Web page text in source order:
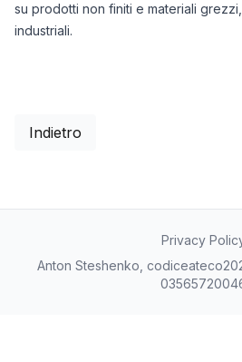
su prodotti non finiti e materiali
industriali.
Indietro
Privacy
Anton Steshenko,